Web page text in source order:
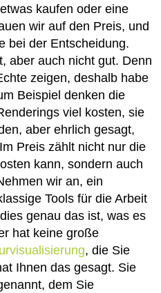
kaufen oder eine
wir auf den Preis, und
bei der Entscheidung.
aber auch nicht gut. Denn
zeigen, deshalb habe
Beispiel denken die
viel kosten, sie
aber ehrlich gesagt,
Preis zählt nicht nur die
kann, sondern auch
wir an, ein
Tools für die Arbeit
genau das ist, was es
hat keine große
, die Sie
Ihnen das gesagt. Sie
dem Sie